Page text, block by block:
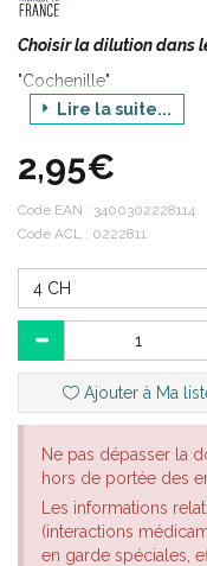
Choisir la dilution dans
"Cochenille"
Origine animale
Lire la suite...
2,95€
Code EAN : 3400302228114
Code ACL : 0222811
4 CH
Ajouter à Ma
Ne pas dépasser la
hors de portée des
Les informations
(interactions
en garde spéciales,